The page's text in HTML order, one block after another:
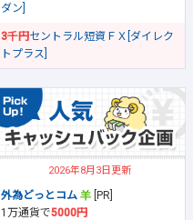
ダン]
3千円セントラル短資ＦＸ[ダイレク
トプラス]
2026年8月3日更新
外為どっとコム
[PR]
1万通貨で5000円